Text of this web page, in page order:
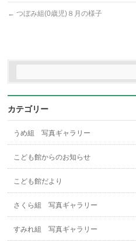
← つぼみ組(0歳児)８月の様子
カテゴリー
うめ組 写真ギャラリー
こども館からのお知らせ
こども館だより
さくら組 写真ギャラリー
すみれ組 写真ギャラリー